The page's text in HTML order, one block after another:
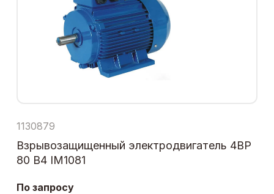
1130879
Взрывозащищенный электродвигатель 4ВР
80 В4 IM1081
По запросу